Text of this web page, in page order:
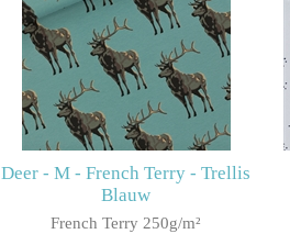
Deer - M - French Terry - Trellis
Blauw
French Terry 250g/m²